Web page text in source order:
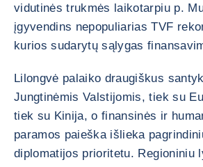
vidutinės trukmės laikotarpiu p.
įgyvendins nepopuliarias TVF
kurios sudarytų sąlygas
Lilongvė palaiko draugiškus
Jungtinėmis Valstijomis, tiek su
tiek su Kinija, o finansinės ir
paramos paieška išlieka
diplomatijos prioritetu. Regioniniu